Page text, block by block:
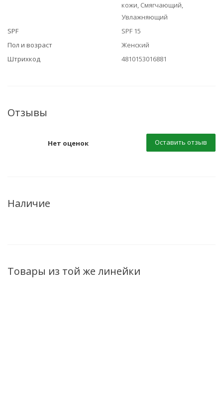
кожи, Смягчающий,
Увлажняющий
SPF
SPF 15
Пол и возраст
Женский
Штрихкод
4810153016881
Отзывы
Нет оценок Оставить отзыв
Наличие
Товары из той же линейки